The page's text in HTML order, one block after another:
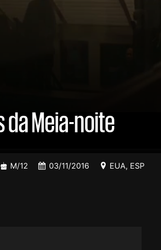
da Meia-noite
M/12 03/11/2016 EUA, ESP